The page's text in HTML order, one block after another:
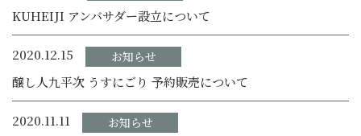
KUHEIJI アンバサダー設立について
2020.12.15 お知らせ
醸し人九平次 うすにごり 予約販売について
2020.11.11 お知らせ